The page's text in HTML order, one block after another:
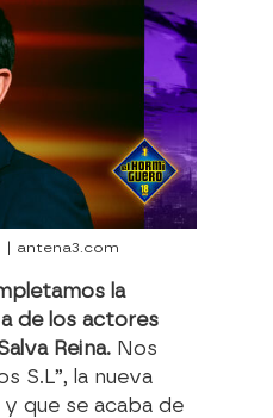
| antena3.com
la
de los actores
Reina. Nos
S.L”, la nueva
que se acaba de